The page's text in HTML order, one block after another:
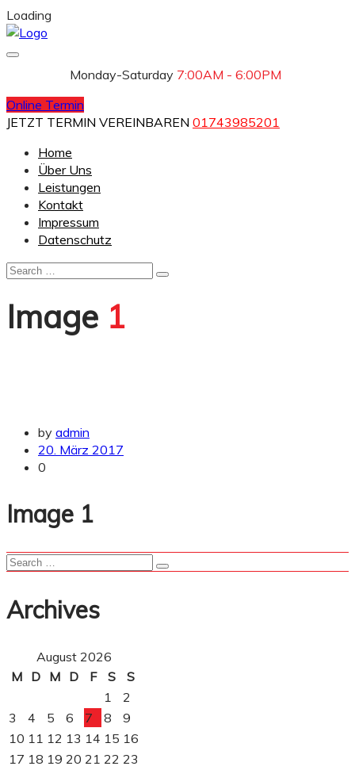
Loading
Monday-Saturday 7:00AM - 6:00PM
Online Termin
JETZT TERMIN VEREINBAREN 01743985201
Home
Über Uns
Leistungen
Kontakt
Impressum
Datenschutz
Image 1
by admin
20. März 2017
0
Image 1
Archives
August 2026
M D M D F S
S
1
2
3
4 5 6 7 8
9
10 11 12 13 14 15 16
17 18 19 20 21 22 23